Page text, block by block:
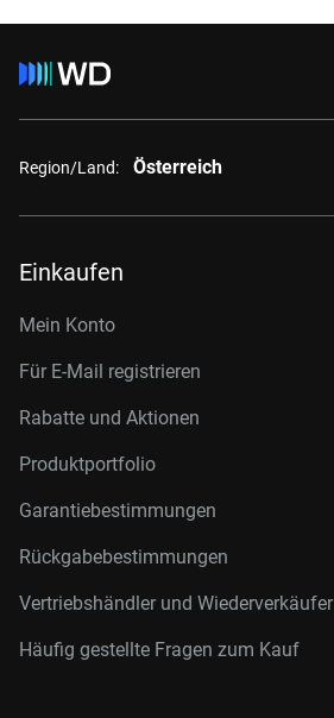
Region/Land: Österreich
Einkaufen
Mein Konto
Für E-Mail registrieren
Rabatte und Aktionen
Produktportfolio
Garantiebestimmungen
Rückgabebestimmungen
Vertriebshändler und Wiederverkäufer
Häufig gestellte Fragen zum Kauf